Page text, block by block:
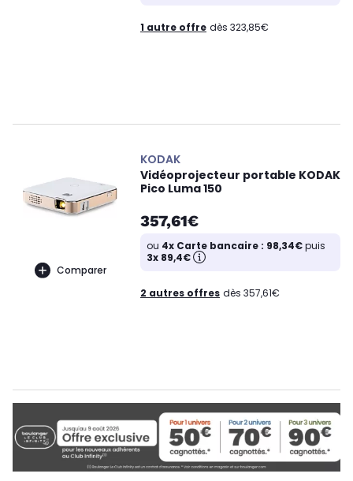
1 autre offre dès 323,85€
Comparer
KODAK
Vidéoprojecteur portable KODAK
Pico Luma 150
357,61€
ou 4x Carte bancaire : 98,34€puis
3x 89,4€
2 autres offres dès 357,61€